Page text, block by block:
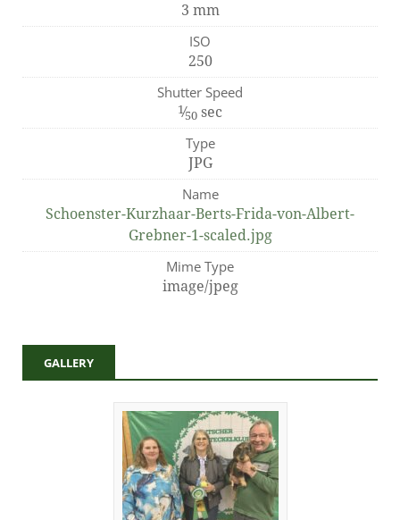
3 mm
ISO
250
Shutter Speed
1⁄50 sec
Type
JPG
Name
Schoenster-Kurzhaar-Berts-Frida-von-Albert-
Grebner-1-scaled.jpg
Mime Type
image/jpeg
GALLERY